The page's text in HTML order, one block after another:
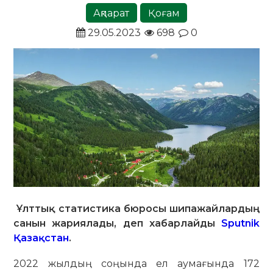
Ақпарат
Қоғам
29.05.2023
698 0
Ұлттық статистика бюросы шипажайлардың
санын жариялады, деп хабарлайды Sputnik
Қазақстан.
2022 жылдың соңында ел аумағында 172